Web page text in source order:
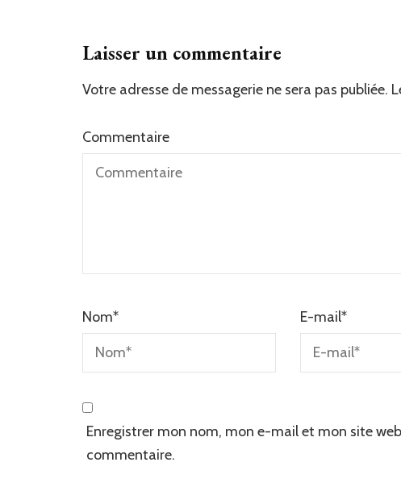
Laisser un commentaire
Votre adresse de messagerie ne sera pas publiée.
Commentaire
Nom* E-mail*
Enregistrer mon nom, mon e-mail et mon site
commentaire.